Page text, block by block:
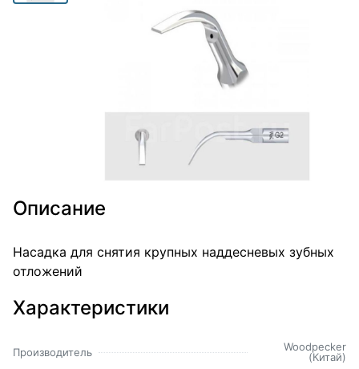
Описание
Насадка для снятия крупных наддесневых зубных
отложений
Характеристики
Производитель
Woodpecker
(Китай)